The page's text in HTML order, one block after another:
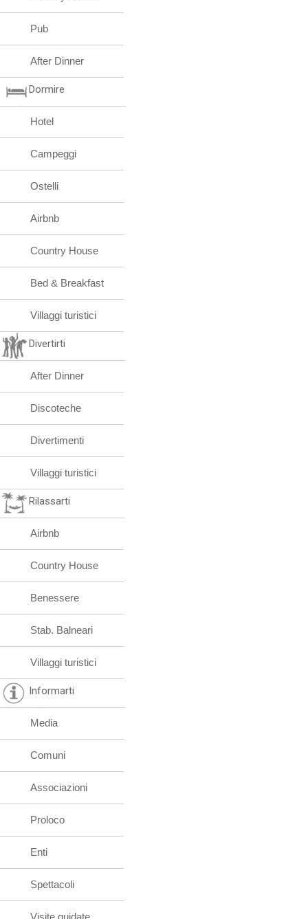
Pub
After Dinner
Dormire
Hotel
Campeggi
Ostelli
Airbnb
Country House
Bed & Breakfast
Villaggi turistici
Divertirti
After Dinner
Discoteche
Divertimenti
Villaggi turistici
Rilassarti
Airbnb
Country House
Benessere
Stab. Balneari
Villaggi turistici
Informarti
Media
Comuni
Associazioni
Proloco
Enti
Spettacoli
Visite guidate